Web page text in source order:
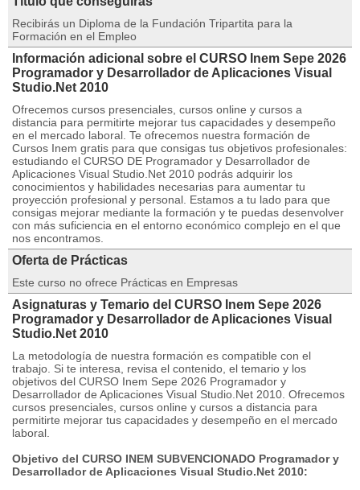
Recibirás un Diploma de la Fundación Tripartita para la
Formación en el Empleo
Información adicional sobre el CURSO Inem Sepe 2026
Programador y Desarrollador de Aplicaciones Visual
Studio.Net 2010
Ofrecemos cursos presenciales, cursos online y cursos a
distancia para permitirte mejorar tus capacidades y desempeño
en el mercado laboral. Te ofrecemos nuestra formación de
Cursos Inem gratis para que consigas tus objetivos profesionales:
estudiando el CURSO DE Programador y Desarrollador de
Aplicaciones Visual Studio.Net 2010 podrás adquirir los
conocimientos y habilidades necesarias para aumentar tu
proyección profesional y personal. Estamos a tu lado para que
consigas mejorar mediante la formación y te puedas desenvolver
con más suficiencia en el entorno económico complejo en el que
nos encontramos.
Oferta de Prácticas
Este curso no ofrece Prácticas en Empresas
Asignaturas y Temario del CURSO Inem Sepe 2026
Programador y Desarrollador de Aplicaciones Visual
Studio.Net 2010
La metodología de nuestra formación es compatible con el
trabajo. Si te interesa, revisa el contenido, el temario y los
objetivos del CURSO Inem Sepe 2026 Programador y
Desarrollador de Aplicaciones Visual Studio.Net 2010. Ofrecemos
cursos presenciales, cursos online y cursos a distancia para
permitirte mejorar tus capacidades y desempeño en el mercado
laboral.
Objetivo del CURSO INEM SUBVENCIONADO Programador y
Desarrollador de Aplicaciones Visual Studio.Net 2010: